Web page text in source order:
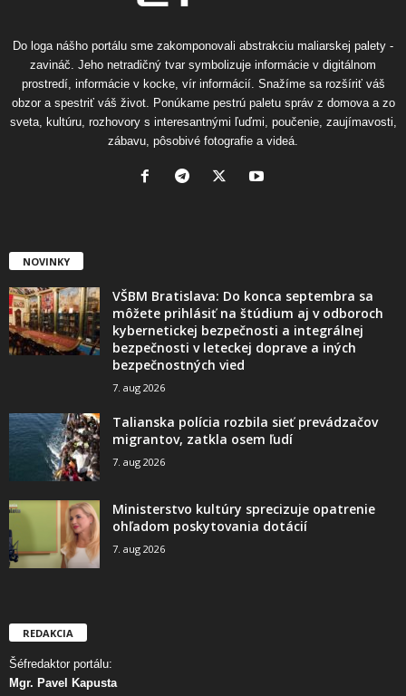
Do loga nášho portálu sme zakomponovali abstrakciu maliarskej palety -
zavináč. Jeho netradičný tvar symbolizuje informácie v digitálnom
prostredí, informácie v kocke, vír informácií. Snažíme sa rozšíriť váš
obzor a spestriť váš život. Ponúkame pestrú paletu správ z domova a zo
sveta, kultúru, rozhovory s interesantnými ľuďmi, poučenie, zaujímavosti,
zábavu, pôsobivé fotografie a videá.
NOVINKY
VŠBM Bratislava: Do konca septembra sa
môžete prihlásiť na štúdium aj v odboroch
kybernetickej bezpečnosti a integrálnej
bezpečnosti v leteckej doprave a iných
bezpečnostných vied
7. aug 2026
Talianska polícia rozbila sieť prevádzačov
migrantov, zatkla osem ľudí
7. aug 2026
Ministerstvo kultúry sprecizuje opatrenie
ohľadom poskytovania dotácií
7. aug 2026
REDAKCIA
Šéfredaktor portálu:
Mgr. Pavel Kapusta